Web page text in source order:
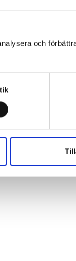
och
polis ensam
Han
i
vid omplacering